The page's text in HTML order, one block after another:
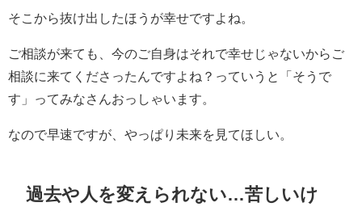
そこから抜け出したほうが幸せですよね。
ご相談が来ても、今のご自身はそれで幸せじゃないからご
相談に来てくださったんですよね？っていうと「そうで
す」ってみなさんおっしゃいます。
なので早速ですが、やっぱり未来を見てほしい。
過去や人を変えられない…苦しいけ